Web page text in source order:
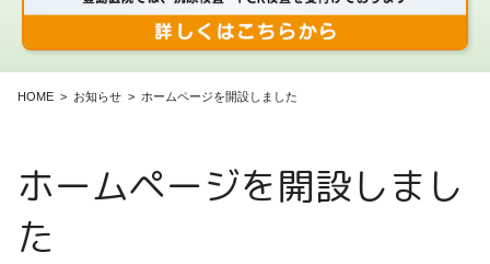
HOME お知らせ ホームページを開設しました
ホームページを開設しまし
た